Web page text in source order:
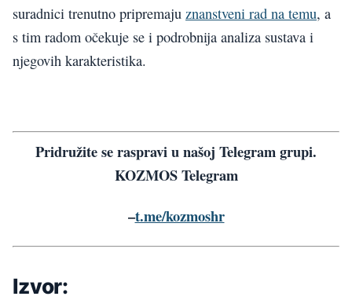
suradnici trenutno pripremaju znanstveni rad na temu, a
s tim radom očekuje se i podrobnija analiza sustava i
njegovih karakteristika.
Pridružite se raspravi u našoj Telegram grupi.
KOZMOS Telegram
–t.me/kozmoshr
Izvor: